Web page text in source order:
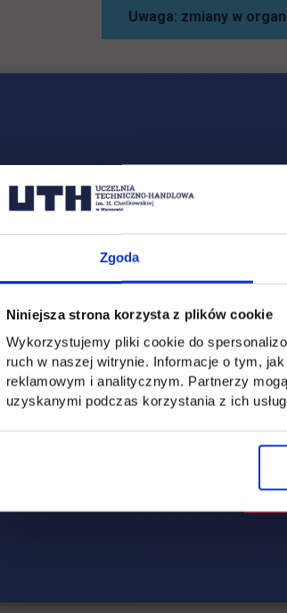
Zgoda
Niniejsza strona korzysta z plików cookie
Wykorzystujemy pliki cookie do
ruch w naszej witrynie. Informacje o tym,
reklamowym i analitycznym. Partnerzy
uzyskanymi podczas korzystania z ich
Uwaga: zmiany w